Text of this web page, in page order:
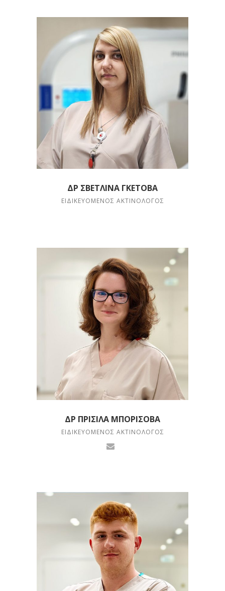
ΔΡ ΣΒΕΤΛΊΝΑ ΓΚΈΤΟΒΑ
ΕΙΔΙΚΕΥΌΜΕΝΟΣ ΑΚΤΙΝΟΛΌΓΟΣ
ΔΡ ΠΡΊΣΙΛΑ ΜΠΟΡΊΣΟΒΑ
ΕΙΔΙΚΕΥΌΜΕΝΟΣ ΑΚΤΙΝΟΛΌΓΟΣ